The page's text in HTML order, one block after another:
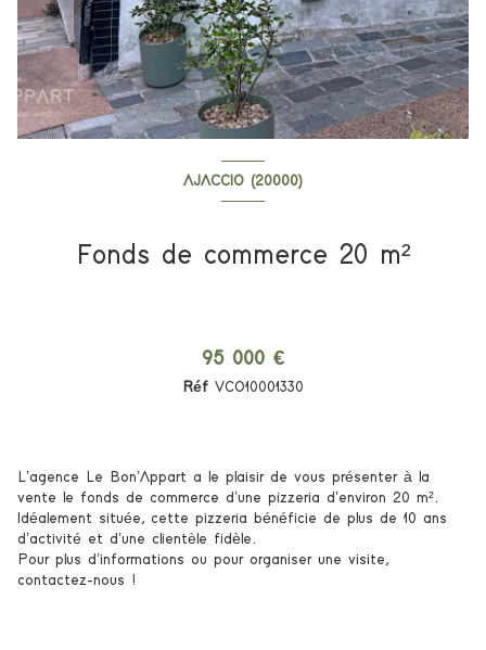
AJACCIO (20000)
Fonds de commerce 20 m²
95 000 €
Réf VCO10001330
L’agence Le Bon’Appart a le plaisir de vous présenter à la
vente le fonds de commerce d’une pizzeria d’environ 20 m².
Idéalement située, cette pizzeria bénéficie de plus de 10 ans
d’activité et d’une clientèle fidèle.
Pour plus d’informations ou pour organiser une visite,
contactez-nous !